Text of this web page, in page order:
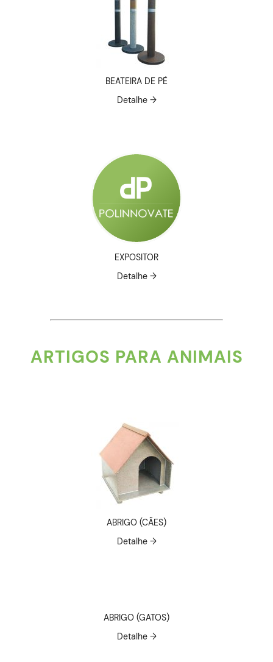
BEATEIRA DE PÉ
Detalhe →
EXPOSITOR
Detalhe →
ARTIGOS PARA ANIMAIS
ABRIGO (CÃES)
Detalhe →
ABRIGO (GATOS)
Detalhe →